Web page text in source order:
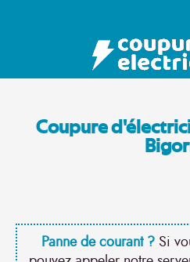
Coupure
Panne de courant ?Si